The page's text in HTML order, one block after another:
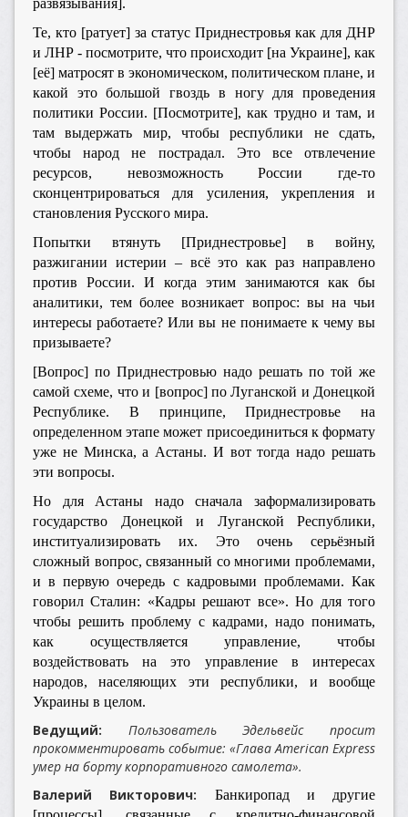
развязывания].
Те, кто [ратует] за статус Приднестровья как для ДНР
и ЛНР - посмотрите, что происходит [на Украине], как
[её] матросят в экономическом, политическом плане, и
какой это большой гвоздь в ногу для проведения
политики России. [Посмотрите], как трудно и там, и
там выдержать мир, чтобы республики не сдать,
чтобы народ не пострадал. Это все отвлечение
ресурсов, невозможность России где-то
сконцентрироваться для усиления, укрепления и
становления Русского мира.
Попытки втянуть [Приднестровье] в войну,
разжигании истерии – всё это как раз направлено
против России. И когда этим занимаются как бы
аналитики, тем более возникает вопрос: вы на чьи
интересы работаете? Или вы не понимаете к чему вы
призываете?
[Вопрос] по Приднестровью надо решать по той же
самой схеме, что и [вопрос] по Луганской и Донецкой
Республике. В принципе, Приднестровье на
определенном этапе может присоединиться к формату
уже не Минска, а Астаны. И вот тогда надо решать
эти вопросы.
Но для Астаны надо сначала заформализировать
государство Донецкой и Луганской Республики,
институализировать их. Это очень серьёзный
сложный вопрос, связанный со многими проблемами,
и в первую очередь с кадровыми проблемами. Как
говорил Сталин: «Кадры решают все». Но для того
чтобы решить проблему с кадрами, надо понимать,
как осуществляется управление, чтобы
воздействовать на это управление в интересах
народов, населяющих эти республики, и вообще
Украины в целом.
Ведущий: Пользователь Эдельвейс просит
прокомментировать событие: «Глава American Express
умер на борту корпоративного самолета».
Валерий Викторович: Банкиропад и другие